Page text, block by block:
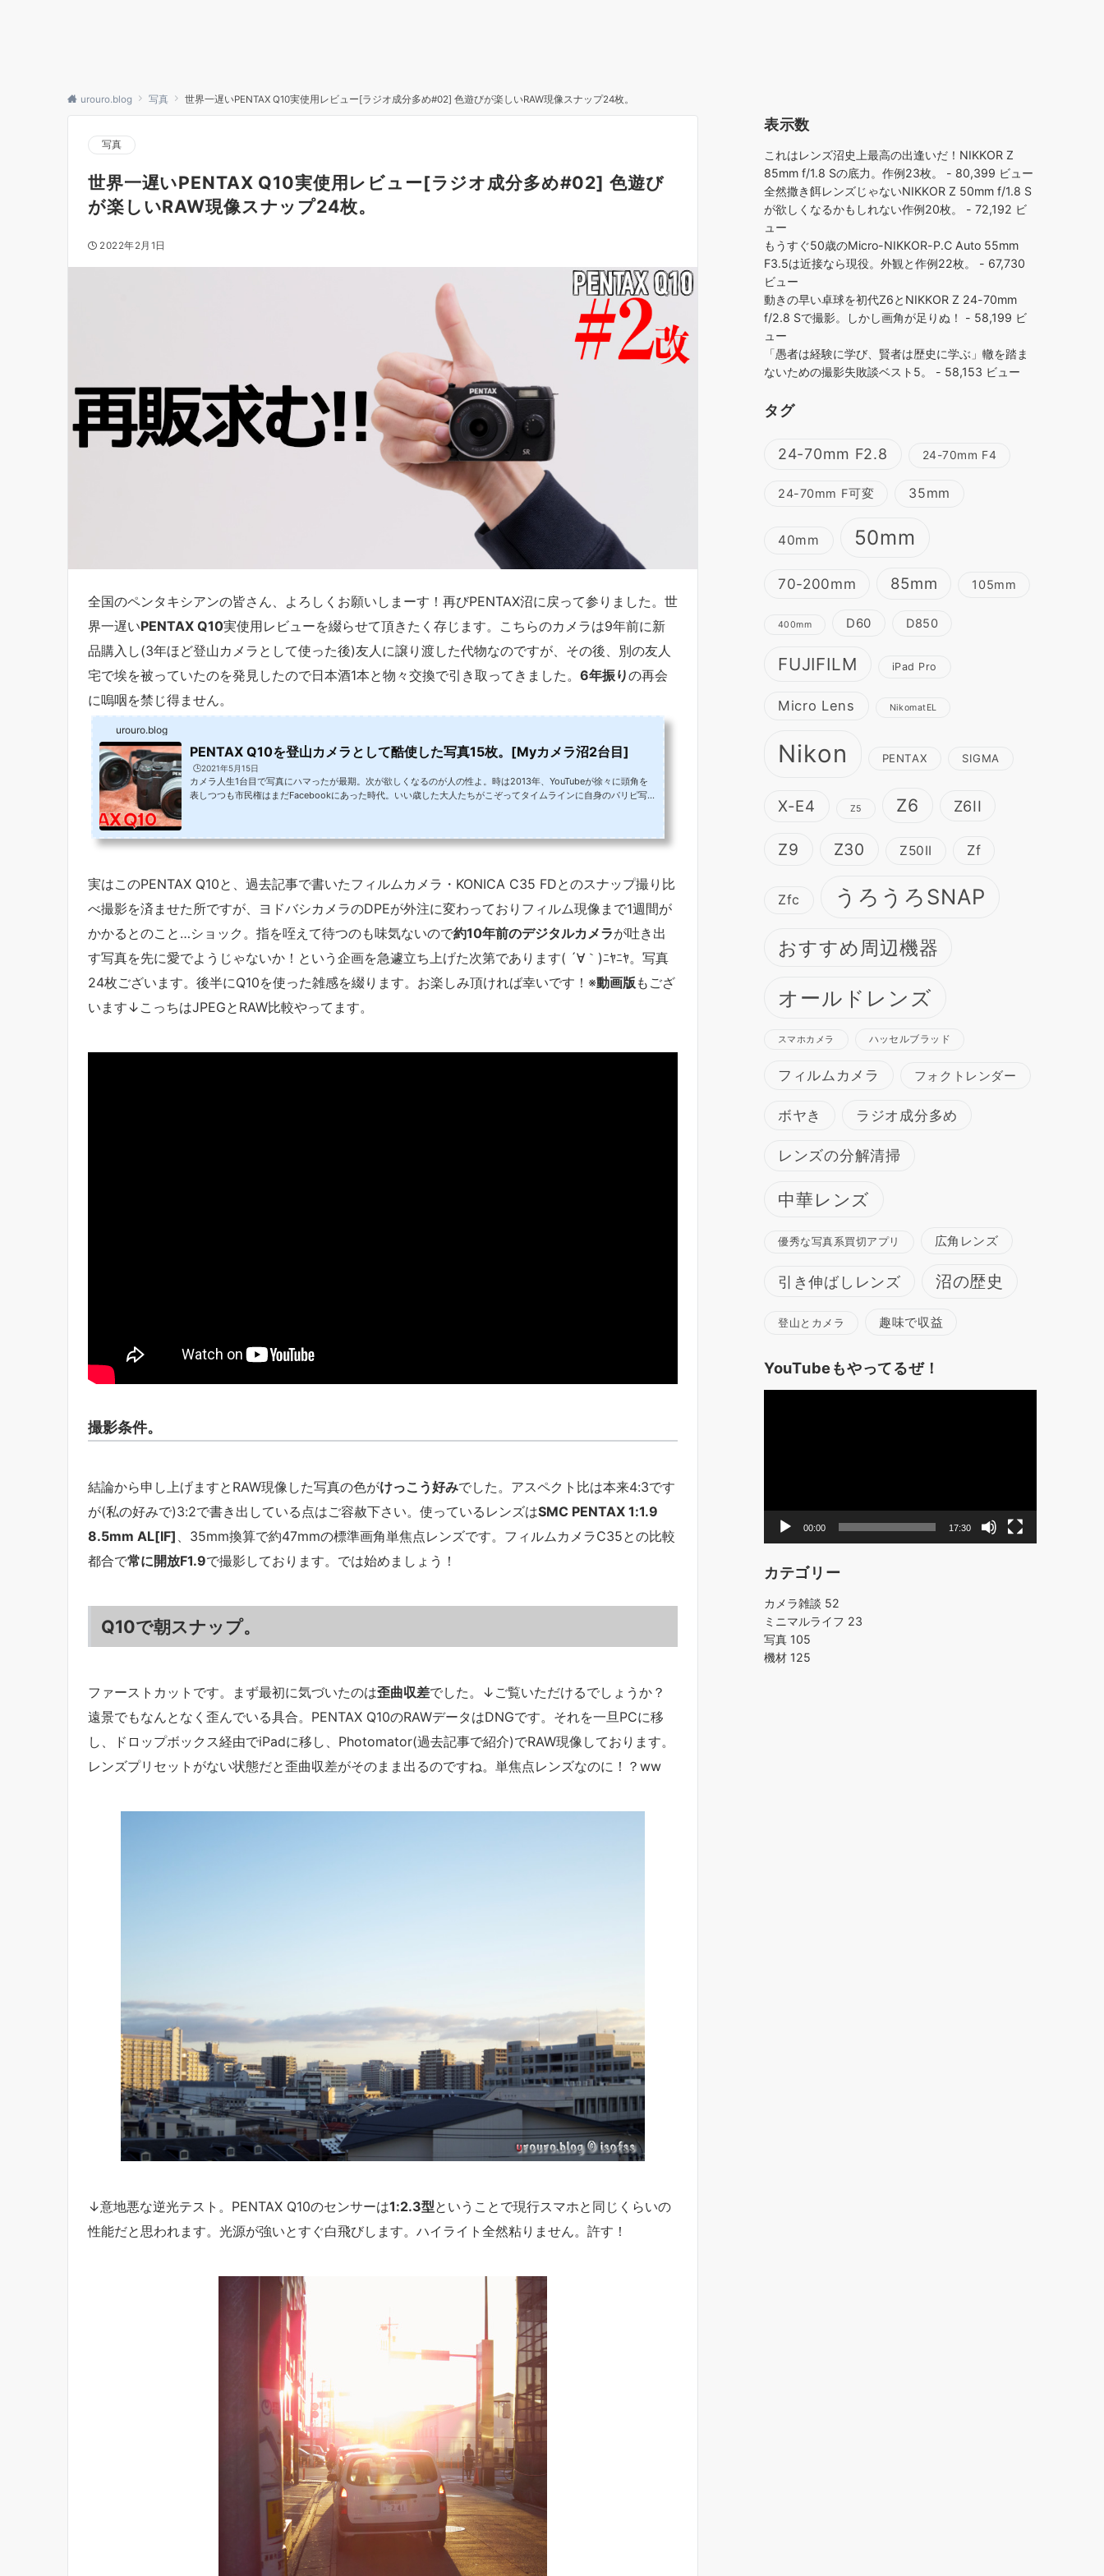
urouro.blog 写真 世界一遅いPENTAX Q10実使用レビュー[ラジオ成分多め#02] 色遊びが楽しいRAW現像スナップ24枚。
写真
世界一遅いPENTAX Q10実使用レビュー[ラジオ成分多め#02] 色遊び
が楽しいRAW現像スナップ24枚。
2022年2月1日
全国のペンタキシアンの皆さん、よろしくお願いしまーす！再びPENTAX沼に戻って参りました。世
界一遅いPENTAX Q10実使用レビューを綴らせて頂きたく存じます。こちらのカメラは9年前に新
品購入し(3年ほど登山カメラとして使った後)友人に譲り渡した代物なのですが、その後、別の友人
宅で埃を被っていたのを発見したので日本酒1本と物々交換で引き取ってきました。 6年振りの再会
に嗚咽を禁じ得ません。
urouro.blog
PENTAX Q10を登山カメラとして酷使した写真15枚。[Myカメラ沼2台目]
🕒️2021年5月15日
カメラ人生1台目で写真にハマったが最期。次が欲しくなるのが人の性よ。時は2013年、YouTubeが徐々に頭角を
表しつつも市民権はまだFacebookにあった時代。いい歳した大人たちがこぞってタイムラインに自身のパリピ写真
実はこのPENTAX Q10と、過去記事で書いたフィルムカメラ・KONICA C35 FDとのスナップ撮り比
べ撮影を済ませた所ですが、ヨドバシカメラのDPEが外注に変わっておりフィルム現像まで1週間が
かかるとのこと…ショック。指を咥えて待つのも味気ないので約10年前のデジタルカメラが吐き出
す写真を先に愛でようじゃないか！という企画を急遽立ち上げた次第であります( ´∀｀)ﾆﾔﾆﾔ。写真
24枚ございます。後半にQ10を使った雑感を綴ります。お楽しみ頂ければ幸いです！※動画版 もござ
います↓こっちはJPEGとRAW比較やってます。
撮影条件。
結論から申し上げますとRAW現像した写真の色がけっこう好みでした。アスペクト比は本来4:3です
が(私の好みで)3:2で書き出している点はご容赦下さい。使っているレンズはSMC PENTAX 1:1.9
8.5mm AL[IF] 、35mm換算で約47mmの標準画角単焦点レンズです。フィルムカメラC35との比較
都合で常に開放F1.9で撮影しております。では始めましょう！
Q10で朝スナップ。
ファーストカットです。まず最初に気づいたのは歪曲収差でした。↓ご覧いただけるでしょうか？
遠景でもなんとなく歪んでいる具合。PENTAX Q10のRAWデータはDNGです。それを一旦PCに移
し、ドロップボックス経由でiPadに移し、Photomator(過去記事で紹介)でRAW現像しております。
レンズプリセットがない状態だと歪曲収差がそのまま出るのですね。単焦点レンズなのに！？ww
↓意地悪な逆光テスト。PENTAX Q10のセンサーは1:2.3型ということで現行スマホと同じくらいの
性能だと思われます。光源が強いとすぐ白飛びします。ハイライト全然粘りません。許す！
表示数
これはレンズ沼史上最高の出逢いだ！NIKKOR Z
85mm f/1.8 Sの底力。作例23枚。
- 80,399 ビュー
全然撒き餌レンズじゃないNIKKOR Z 50mm f/1.8 S
が欲しくなるかもしれない作例20枚。
- 72,192 ビ
ュー
もうすぐ50歳のMicro-NIKKOR-P.C Auto 55mm
F3.5は近接なら現役。外観と作例22枚。
- 67,730
ビュー
動きの早い卓球を初代Z6とNIKKOR Z 24-70mm
f/2.8 Sで撮影。しかし画角が足りぬ！
- 58,199 ビ
ュー
「愚者は経験に学び、賢者は歴史に学ぶ」轍を踏ま
ないための撮影失敗談ベスト5。
- 58,153 ビュー
タグ
24-70mm F2.8 24-70mm F4
24-70mm F可変 35mm
40mm 50mm
70-200mm 85mm 105mm
400mm D60 D850
FUJIFILM iPad Pro
Micro Lens NikomatEL
Nikon PENTAX SIGMA
X-E4 Z5 Z6 Z6II
Z9 Z30 Z50II Zf
Zfc うろうろSNAP
おすすめ周辺機器
オールドレンズ
スマホカメラ ハッセルブラッド
フィルムカメラ フォクトレンダー
ボヤき ラジオ成分多め
レンズの分解清掃
中華レンズ
優秀な写真系買切アプリ 広角レンズ
引き伸ばしレンズ 沼の歴史
登山とカメラ 趣味で収益
YouTubeもやってるぜ！
00:00 17:30
カテゴリー
カメラ雑談 52
ミニマルライフ 23
写真 105
機材 125